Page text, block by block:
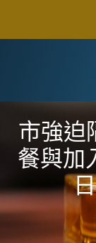
市強迫
餐與加